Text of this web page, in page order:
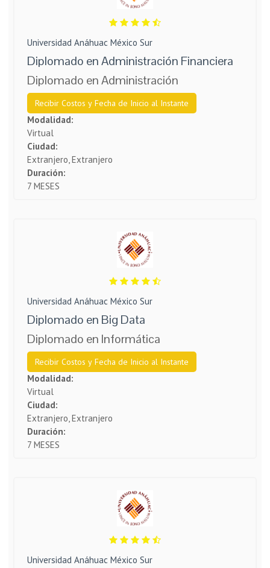
Universidad Anáhuac México Sur
Diplomado en Administración Financiera
Diplomado en Administración
Recibir Costos y Fecha de Inicio al Instante
Modalidad:
Virtual
Ciudad:
Extranjero, Extranjero
Duración:
7 MESES
Universidad Anáhuac México Sur
Diplomado en Big Data
Diplomado en Informática
Recibir Costos y Fecha de Inicio al Instante
Modalidad:
Virtual
Ciudad:
Extranjero, Extranjero
Duración:
7 MESES
Universidad Anáhuac México Sur